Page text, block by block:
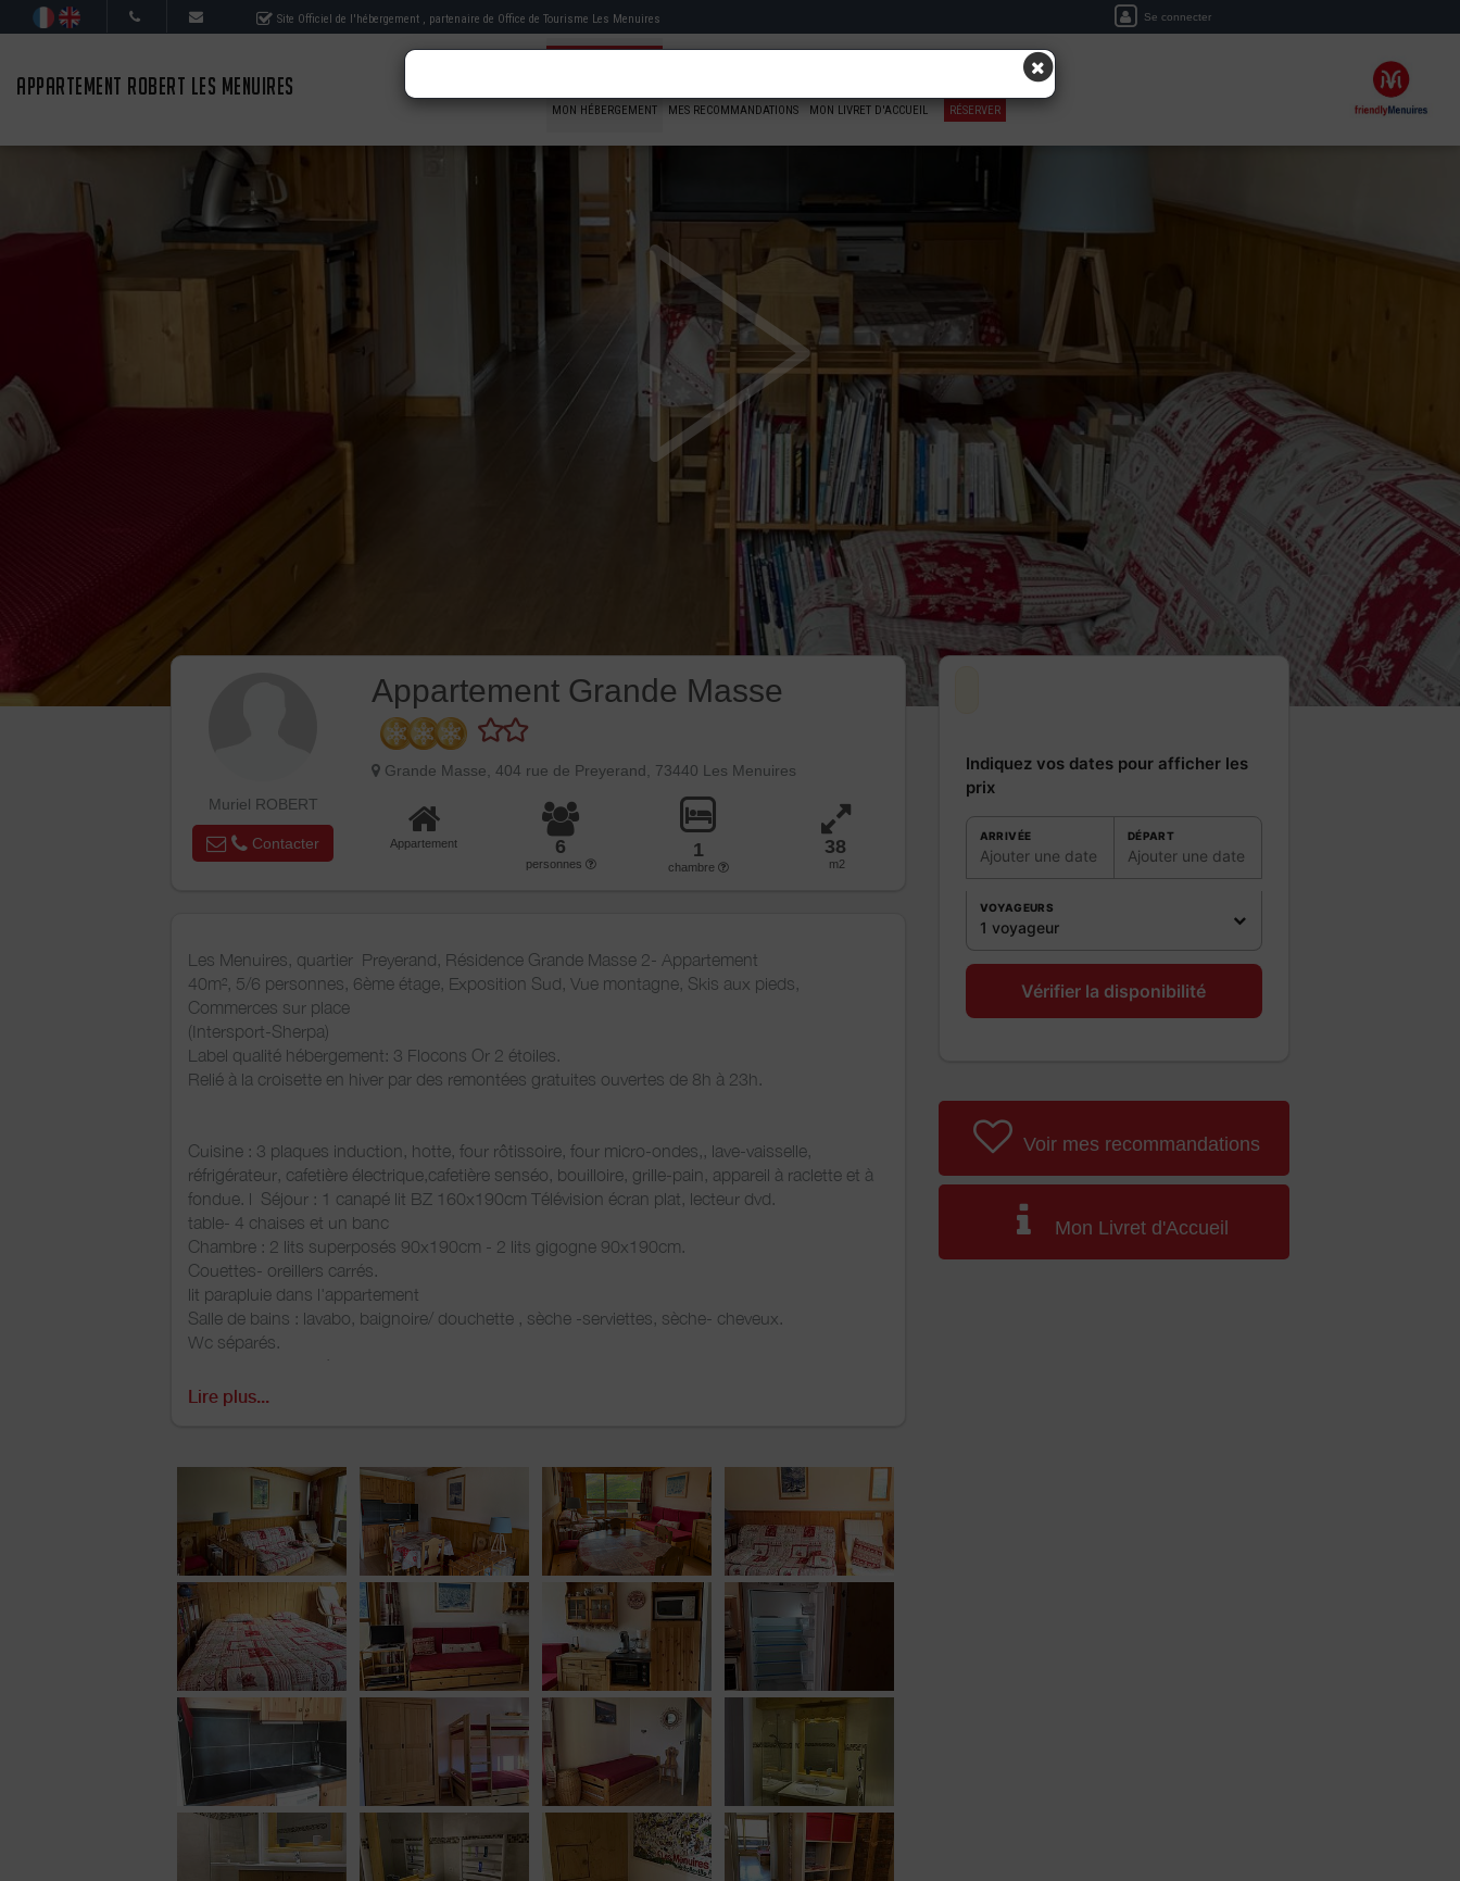
Site Officiel de l'hébergement , partenaire de Office de Tourisme Les Menuires Se connecter
APPARTEMENT ROBERT LES MENUIRES
MON HÉBERGEMENT MES RECOMMANDATIONS MON LIVRET D'ACCUEIL RÉSERVER
Muriel ROBERT
Contacter
Appartement Grande Masse
Grande Masse, 404 rue de Preyerand, 73440 Les Menuires
Appartement 6
personnes
1
chambre
38
m2
Les Menuires, quartier Preyerand, Résidence Grande Masse 2- Appartement
40m², 5/6 personnes, 6ème étage, Exposition Sud, Vue montagne, Skis aux pieds,
Commerces sur place
(Intersport-Sherpa)
Label qualité hébergement: 3 Flocons Or 2 étoiles.
Relié à la croisette en hiver par des remontées gratuites ouvertes de 8h à 23h.
Cuisine : 3 plaques induction, hotte, four rôtissoire, four micro-ondes,, lave-vaisselle,
réfrigérateur, cafetière électrique,cafetière senséo, bouilloire, grille-pain, appareil à raclette et à
fondue. l Séjour : 1 canapé lit BZ 160x190cm Télévision écran plat, lecteur dvd.
table- 4 chaises et un banc
Chambre : 2 lits superposés 90x190cm - 2 lits gigogne 90x190cm.
Couettes- oreillers carrés.
lit parapluie dans l'appartement
Salle de bains : lavabo, baignoire/ douchette , sèche -serviettes, sèche- cheveux.
Wc séparés.
Petit balcon- local à skis.
Taxe de séjour comprise
Lire plus...
Indiquez vos dates pour afficher les
prix
ARRIVÉE
Ajouter une date
DÉPART
Ajouter une date
VOYAGEURS
1 voyageur
Vérifier la disponibilité
Voir mes recommandations
Mon Livret d'Accueil